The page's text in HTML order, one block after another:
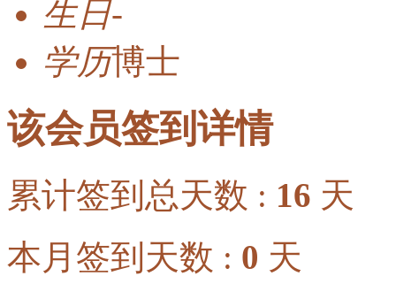
生日-
学历博士
该会员签到详情
累计签到总天数 : 16 天
本月签到天数 : 0 天